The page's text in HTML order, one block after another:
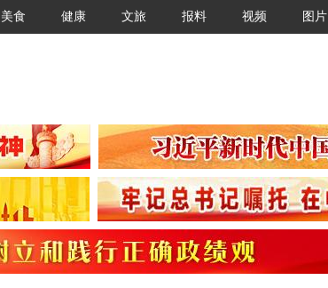
美食 健康 文旅 报料 视频 图片